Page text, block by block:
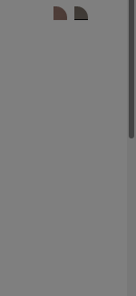
HALEN